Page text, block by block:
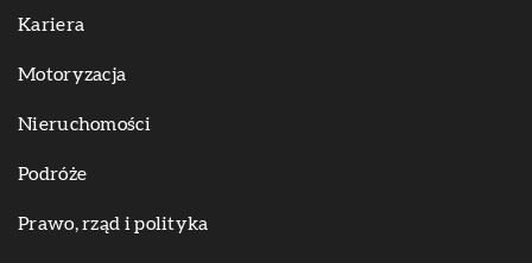
Kariera
Motoryzacja
Nieruchomości
Podróże
Prawo, rząd i polityka